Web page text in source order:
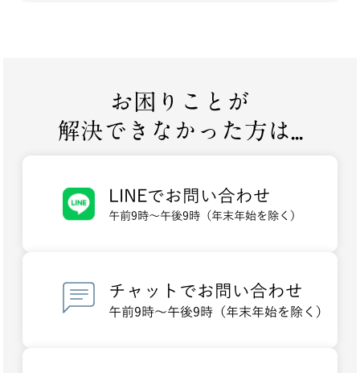
お困りことが
解決できなかった方は...
LINEでお問い合わせ
午前9時～午後9時（年末年始を除く）
チャットでお問い合わせ
午前9時～午後9時（年末年始を除く）